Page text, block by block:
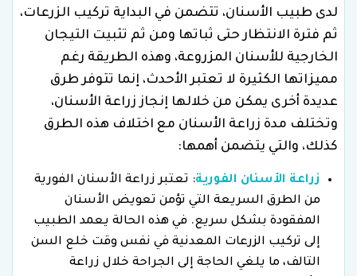
لدى طبيب الأسنان، تتضمن في البداية تركيب الزرعات،
ثم فترة الانتظار حتى ثباتها ومن ثم تثبيت التيجان
الخارجية للأسنان المزروعة، وهذه الطريقة رغم
مميزاتها الكثيرة لا تعتبر الأحدث، إنما تتوفر طرق
عديدة أخرى يمكن من خلالها إنجاز زراعة الأسنان،
وتختلف مدة زراعة الأسنان مع اختلاف هذه الطرق
كذلك، والتي يتضمن أهمها:
زراعة الأسنان الفورية: تعتبر زراعة الأسنان الفورية
من الطرق السريعة التي تؤمن تعويض الأسنان
المفقودة بشكل سريع. في هذه الحالة يعمد الطبيب
إلى تركيب الزرعات المعدنية في نفس وقت خلع السن
التالف، ما يلغي الحاجة إلى الجراحة خلال زراعة